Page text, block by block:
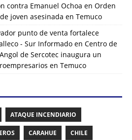
contra Emanuel Ochoa en Orden
joven asesinada en Temuco
punto de venta fortalece
- Sur Informado en Centro de
de Sercotec inaugura un
en Temuco
ATAQUE INCENDIARIO
CARAHUE CHILE